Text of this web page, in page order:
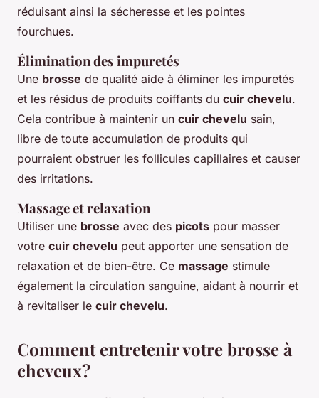
réduisant ainsi la sécheresse et les pointes
fourchues.
Élimination des impuretés
Une brosse de qualité aide à éliminer les impuretés
et les résidus de produits coiffants du cuir chevelu.
Cela contribue à maintenir un cuir chevelu sain,
libre de toute accumulation de produits qui
pourraient obstruer les follicules capillaires et causer
des irritations.
Massage et relaxation
Utiliser une brosse avec des picots pour masser
votre cuir chevelu peut apporter une sensation de
relaxation et de bien-être. Ce massage stimule
également la circulation sanguine, aidant à nourrir et
à revitaliser le cuir chevelu.
Comment entretenir votre brosse à
cheveux?